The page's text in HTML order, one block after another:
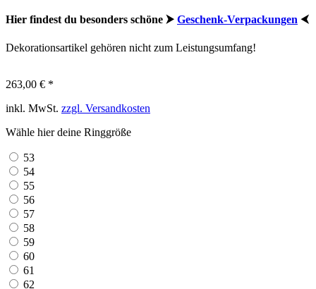
Hier findest du besonders schöne ⮞ Geschenk-Verpackungen ⮜
Dekorationsartikel gehören nicht zum Leistungsumfang!
263,00 € *
inkl. MwSt. zzgl. Versandkosten
Wähle hier deine Ringgröße
53
54
55
56
57
58
59
60
61
62